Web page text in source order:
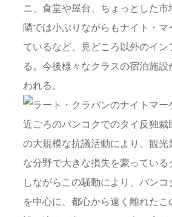
ニ、食堂や屋台、ちょっとした市
隣では小ぶりながらもナイト・
ているなど、見どころ以外のイン
る。今後様々なクラスの宿泊施設
われる。
近ごろのバンコクでのタイ反独裁
の大規模な抗議活動により、観光
な分野で大きな損失を蒙ってい
しながらこの騒動により、バン
を中心に、都心から遠く離れた